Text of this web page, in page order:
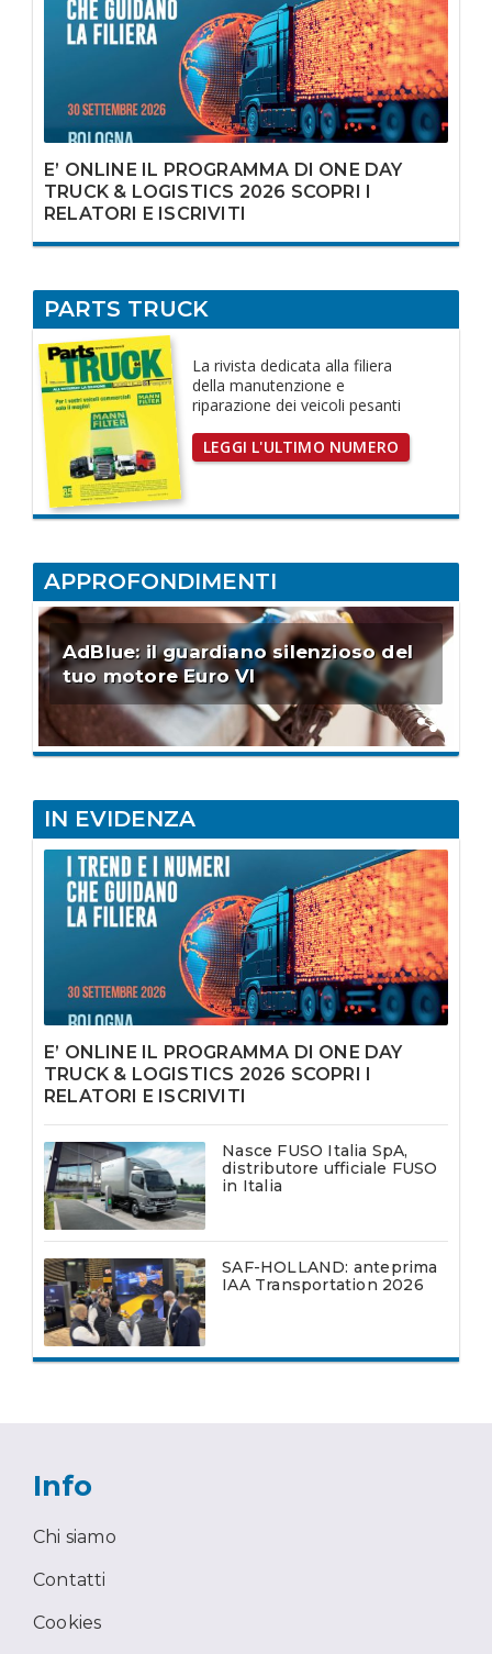
E’ ONLINE IL PROGRAMMA DI ONE DAY
TRUCK & LOGISTICS 2026 SCOPRI I
RELATORI E ISCRIVITI
PARTS TRUCK
La rivista dedicata alla filiera
della manutenzione e
riparazione dei veicoli pesanti
LEGGI L'ULTIMO NUMERO
APPROFONDIMENTI
AdBlue: il guardiano silenzioso del
tuo motore Euro VI
IN EVIDENZA
E’ ONLINE IL PROGRAMMA DI ONE DAY
TRUCK & LOGISTICS 2026 SCOPRI I
RELATORI E ISCRIVITI
Nasce FUSO Italia SpA,
distributore ufficiale FUSO
in Italia
SAF-HOLLAND: anteprima
IAA Transportation 2026
Info
Chi siamo
Contatti
Cookies